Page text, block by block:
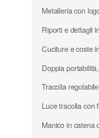
Metalleria con
Riporti e dettagli
Cuciture e coste
Doppia
Tracolla
Luce tracolla con
Manico in catena